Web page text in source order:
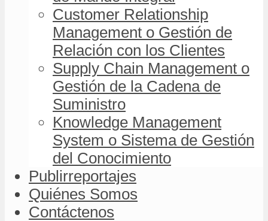
Customer Relationship
Management o Gestión de
Relación con los Clientes
Supply Chain Management o
Gestión de la Cadena de
Suministro
Knowledge Management
System o Sistema de Gestión
del Conocimiento
Publirreportajes
Quiénes Somos
Contáctenos